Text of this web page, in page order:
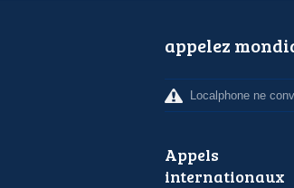
appelez
Localphone ne
Appels
internationaux